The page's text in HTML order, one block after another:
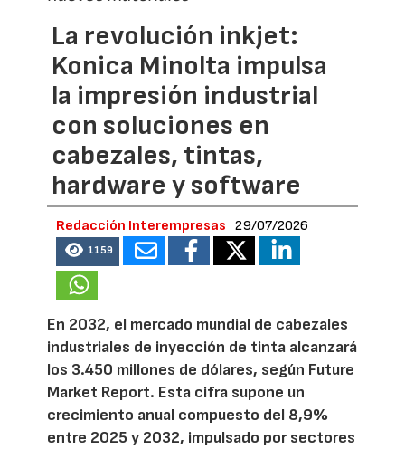
La revolución inkjet:
Konica Minolta impulsa
la impresión industrial
con soluciones en
cabezales, tintas,
hardware y software
Redacción Interempresas 29/07/2026
1159
En 2032, el mercado mundial de cabezales
industriales de inyección de tinta alcanzará
los 3.450 millones de dólares, según Future
Market Report. Esta cifra supone un
crecimiento anual compuesto del 8,9%
entre 2025 y 2032, impulsado por sectores